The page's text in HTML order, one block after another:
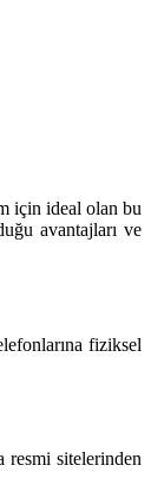
için ideal olan bu
avantajları ve
fiziksel
sitelerinden